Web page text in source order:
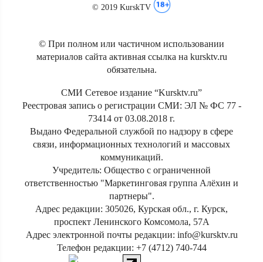
© 2019 KurskTV
© При полном или частичном использовании
материалов сайта активная ссылка на kursktv.ru
обязательна.
СМИ Сетевое издание “Kursktv.ru”
Реестровая запись о регистрации СМИ: ЭЛ № ФС 77 -
73414 от 03.08.2018 г.
Выдано Федеральной службой по надзору в сфере
связи, информационных технологий и массовых
коммуникаций.
Учредитель: Общество с ограниченной
ответственностью "Маркетинговая группа Алёхин и
партнеры".
Адрес редакции: 305026, Курская обл., г. Курск,
проспект Ленинского Комсомола, 57А
Адрес электронной почты редакции: info@kursktv.ru
Телефон редакции: +7 (4712) 740-744